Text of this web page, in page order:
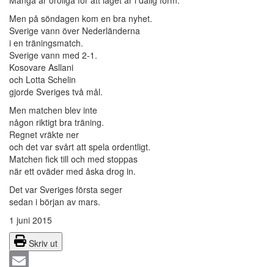
Men på söndagen kom en bra nyhet.
Sverige vann över Nederländerna
i en träningsmatch.
Sverige vann med 2-1.
Kosovare Asllani
och Lotta Schelin
gjorde Sveriges två mål.
Men matchen blev inte
någon riktigt bra träning.
Regnet vräkte ner
och det var svårt att spela ordentligt.
Matchen fick till och med stoppas
när ett oväder med åska drog in.
Det var Sveriges första seger
sedan i början av mars.
1 juni 2015
Skriv ut